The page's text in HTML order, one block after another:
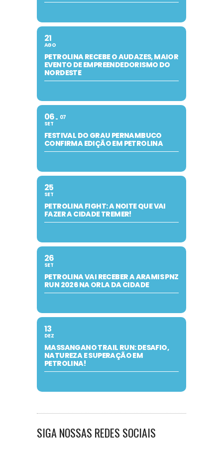
21
AGO
PETROLINA RECEBE O AUDAZES, MAIOR
EVENTO DE EMPREENDEDORISMO DO
NORDESTE
06
SET
07
FESTIVAL DO GRAU PERNAMBUCO
CONFIRMA EDIÇÃO EM PETROLINA
25
SET
PETROLINA FIGHT: A NOITE QUE VAI
FAZER A CIDADE TREMER!
26
SET
PETROLINA VAI RECEBER A ARAMIS PNZ
RUN 2026 NA ORLA DA CIDADE
13
DEZ
MASSANGANO TRAIL RUN: DESAFIO,
NATUREZA E SUPERAÇÃO EM
PETROLINA!
SIGA NOSSAS REDES SOCIAIS